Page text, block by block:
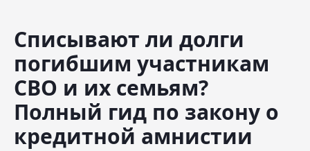
Списывают ли долги
погибшим участникам
СВО и их семьям?
Полный гид по закону о
кредитной амнистии